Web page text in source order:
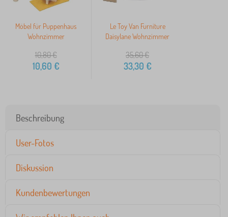
Möbel für Puppenhaus
Wohnzimmer
10,80€
10,60 €
Le Toy Van Furniture
Daisylane Wohnzimmer
35,60€
33,30 €
Beschreibung
User-Fotos
Diskussion
Kundenbewertungen